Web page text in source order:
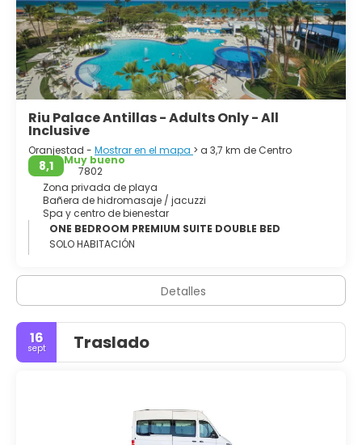
Riu Palace Antillas - Adults Only - All
Inclusive
Oranjestad - Mostrar en el mapa > a 3,7 km de Centro
8,1
Muy bueno
7802
Zona privada de playa
Bañera de hidromasaje / jacuzzi
Spa y centro de bienestar
ONE BEDROOM PREMIUM SUITE DOUBLE BED
SOLO HABITACIÓN
Detalles
16
sept Traslado